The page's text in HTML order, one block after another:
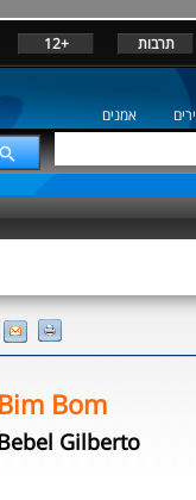
תרבות +12
אמנים
Bim Bom
Gilberto